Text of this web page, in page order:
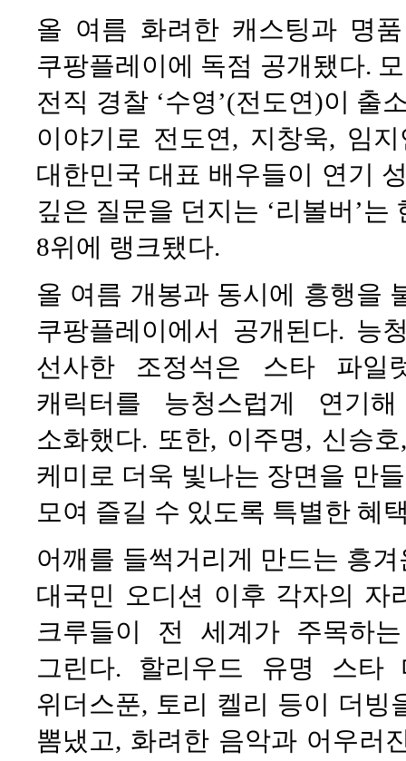
올 여름 화려한 캐스팅과 명
쿠팡플레이에 독점 공개됐다.
전직 경찰 ‘수영’(전도연)이 출
이야기로 전도연, 지창욱, 임
대한민국 대표 배우들이 연기
깊은 질문을 던지는 ‘리볼버’
8위에 랭크됐다.
올 여름 개봉과 동시에 흥행을
쿠팡플레이에서 공개된다. 능
선사한 조정석은 스타 파일
캐릭터를 능청스럽게 연기
소화했다. 또한, 이주명, 신승
케미로 더욱 빛나는 장면을 만
모여 즐길 수 있도록 특별한 혜
어깨를 들썩거리게 만드는 흥
대국민 오디션 이후 각자의 자
크루들이 전 세계가 주목하
그린다. 할리우드 유명 스타
위더스푼, 토리 켈리 등이 더빙
뽐냈고, 화려한 음악과 어우러